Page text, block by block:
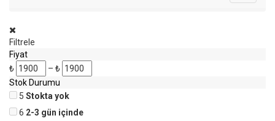
Filtrele
Fiyat
₺
– ₺
Stok Durumu
5 Stokta yok
6 2-3 gün içinde